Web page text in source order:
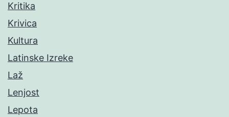
Kritika
Krivica
Kultura
Latinske Izreke
Laž
Lenjost
Lepota